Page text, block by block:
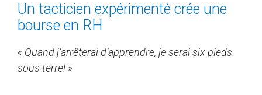
Un tacticien expérimenté crée une
bourse en RH
« Quand j’arrêterai d’apprendre, je serai six pieds
sous terre! »